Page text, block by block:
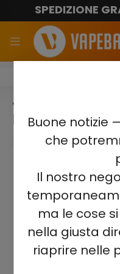
Buone notizie
che
Il nostro
ma le cose
nella giusta
riaprire nelle
SPEDIZIONE
JUICY JANE
MINT 5%